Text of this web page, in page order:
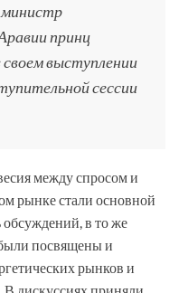
министр
принц
своем выступлении
сессии
между спросом и
рынке стали основной
в то же
посвящены и
рынков и